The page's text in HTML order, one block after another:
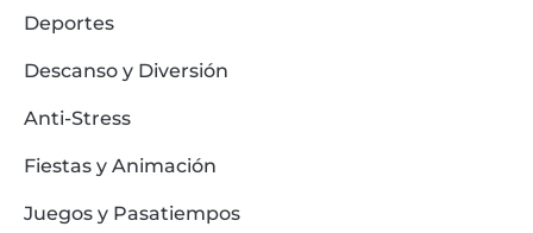
Deportes
Descanso y Diversión
Anti-Stress
Fiestas y Animación
Juegos y Pasatiempos